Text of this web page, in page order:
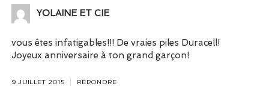
YOLAINE ET CIE
vous êtes infatigables!!! De vraies piles Duracell!
Joyeux anniversaire à ton grand garçon!
9 JUILLET 2015 RÉPONDRE